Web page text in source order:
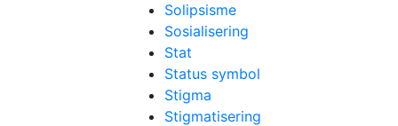
Solipsisme
Sosialisering
Stat
Status symbol
Stigma
Stigmatisering